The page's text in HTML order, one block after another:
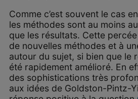
Comme c’est souvent le cas
les méthodes sont au moins
que les résultats. Cette
de nouvelles méthodes et à
autour du sujet, si bien que le
été rapidement amélioré. En
des sophistications très
aux idées de Goldston-Pintz-